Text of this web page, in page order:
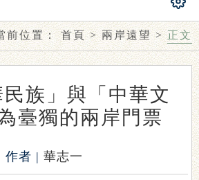
前位置：首頁>兩岸遠望>正文
族」與「中華文
臺獨的兩岸門票
作者 | 華志一